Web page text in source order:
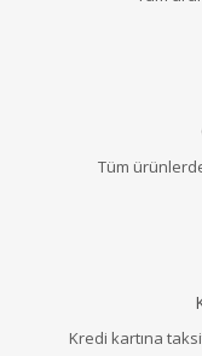
Tüm
Kredi kartına